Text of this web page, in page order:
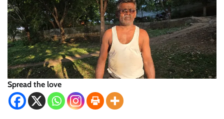
Spread the love